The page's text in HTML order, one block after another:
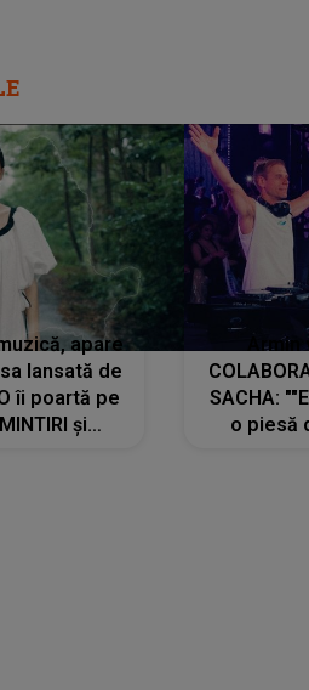
apare
lansată de
îi poartă pe
și
SACHA:
o piesă